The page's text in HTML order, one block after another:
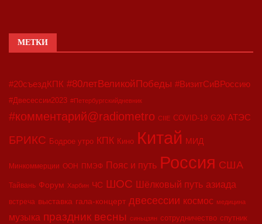
МЕТКИ
#20съездКПК #80летВеликойПобеды #ВизитСиВРоссию
#Двесессии2023 #Петербургскийдневник
#комментарий@radiometro CIIE COVID-19 G20 АТЭС
БРИКС Бодрое утро КПК Кино Китай МИД
Минкоммерции ООН ПМЭФ Пояс и путь Россия США
Тайвань Форум Харбин ЧС ШОС Шёлковый путь азиада
встреча выставка гала-концерт двесессии космос медицина
музыка праздник весны синьцзян сотрудничество спутник